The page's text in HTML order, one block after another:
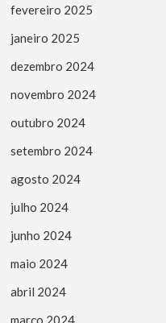
fevereiro 2025
janeiro 2025
dezembro 2024
novembro 2024
outubro 2024
setembro 2024
agosto 2024
julho 2024
junho 2024
maio 2024
abril 2024
março 2024